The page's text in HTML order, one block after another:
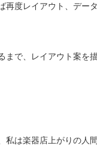
度レイアウト、デー
で、レイアウト案を
は楽器店上がりの人